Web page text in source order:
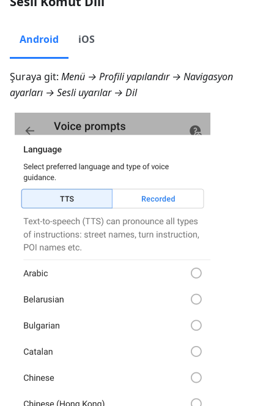
Android iOS
Şuraya git: Menü → Profili yapılandır → Navigasyon
ayarları → Sesli uyarılar → Dil